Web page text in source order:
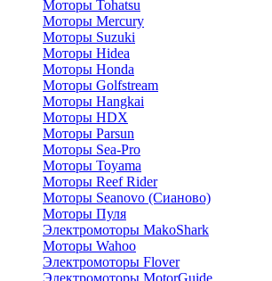
Моторы Tohatsu
Моторы Mercury
Моторы Suzuki
Моторы Hidea
Моторы Honda
Моторы Golfstream
Моторы Hangkai
Моторы HDX
Моторы Parsun
Моторы Sea-Pro
Моторы Toyama
Моторы Reef Rider
Моторы Seanovo (Сианово)
Моторы Пуля
Электромоторы MakoShark
Моторы Wahoo
Электромоторы Flover
Электромоторы MotorGuide